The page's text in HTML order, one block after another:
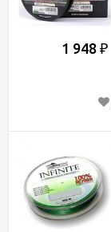
1 948 ₽